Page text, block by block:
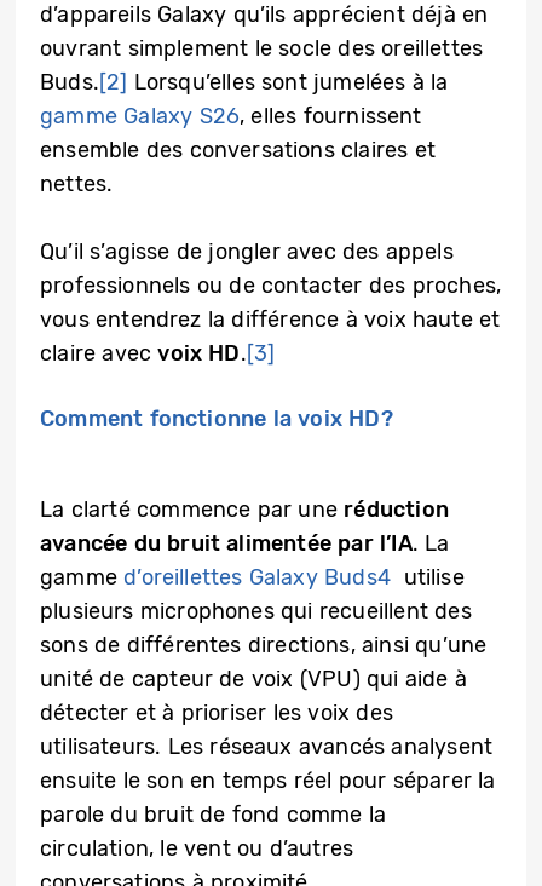
d’appareils Galaxy qu’ils apprécient déjà en
ouvrant simplement le socle des oreillettes
Buds.[2] Lorsqu’elles sont jumelées à la
gamme Galaxy S26, elles fournissent
ensemble des conversations claires et
nettes.
Qu’il s’agisse de jongler avec des appels
professionnels ou de contacter des proches,
vous entendrez la différence à voix haute et
claire avecvoix HD.[3]
Comment fonctionne la voix HD?
La clarté commence par une réduction
avancée du bruit alimentée par l’IA. La
gamme d’oreillettes Galaxy Buds4 utilise
plusieurs microphones qui recueillent des
sons de différentes directions, ainsi qu’une
unité de capteur de voix (VPU) qui aide à
détecter et à prioriser les voix des
utilisateurs. Les réseaux avancés analysent
ensuite le son en temps réel pour séparer la
parole du bruit de fond comme la
circulation, le vent ou d’autres